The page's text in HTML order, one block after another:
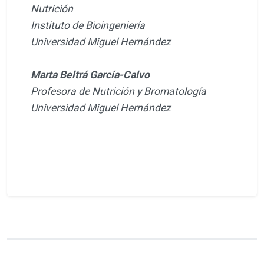
Nutrición
Instituto de Bioingeniería
Universidad Miguel Hernández
Marta Beltrá García-Calvo
Profesora de Nutrición y Bromatología
Universidad Miguel Hernández